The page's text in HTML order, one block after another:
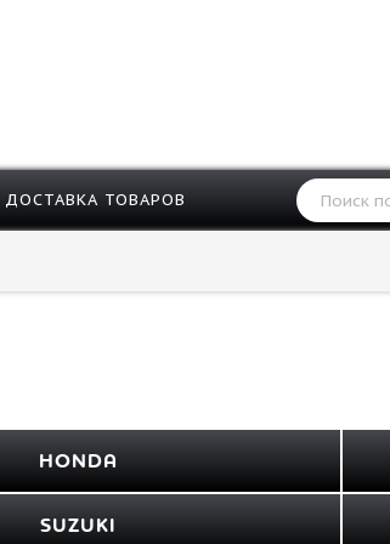
ДОСТАВКА ТОВАРОВ
HONDA
SUZUKI